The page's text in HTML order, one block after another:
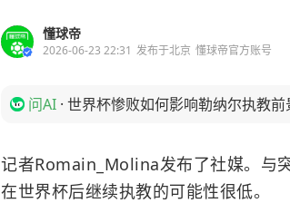
懂球帝
2026-06-23 22:31 发布于北京 懂球帝官方账号
问AI · 世界杯惨败如何影响勒纳尔执教前
记者Romain_Molina发布了社媒。与
在世界杯后继续执教的可能性很低。